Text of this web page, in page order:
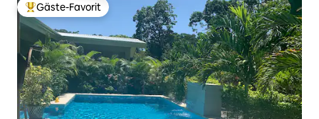
Beliebter Gäste-Favorit.
Gäste-Favorit